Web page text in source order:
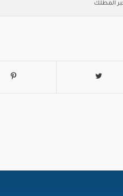
المطلك